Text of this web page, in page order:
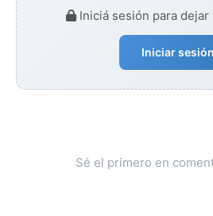
Iniciá sesión para
Iniciar sesión
Sé el primero en